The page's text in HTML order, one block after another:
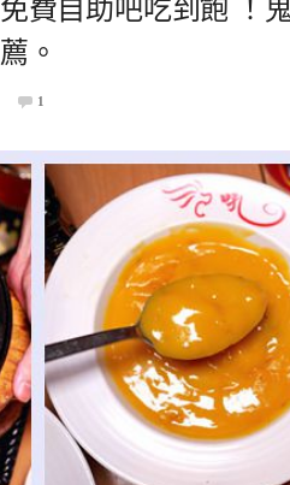
費自助吧吃到飽 ！
。
1